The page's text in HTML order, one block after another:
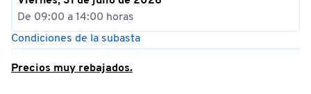
De 09:00 a 14:00 horas
Condiciones de la subasta
Precios muy rebajados.